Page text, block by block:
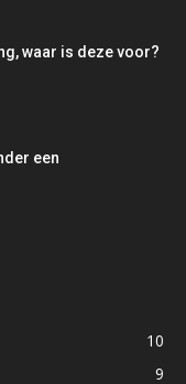
waar is deze voor?
een
10
9